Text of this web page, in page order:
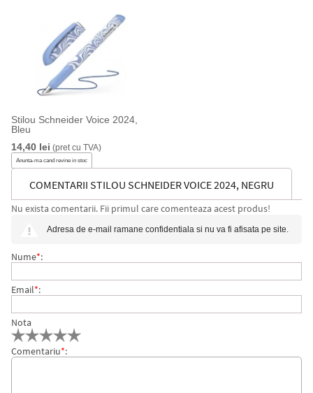
Stilou Schneider Voice 2024,
Bleu
14,40 lei (pret cu TVA)
Anunta-ma cand revine in stoc
COMENTARII STILOU SCHNEIDER VOICE 2024, NEGRU
Nu exista comentarii. Fii primul care comenteaza acest produs!
Adresa de e-mail ramane confidentiala si nu va fi afisata pe site.
Nume*:
Email*:
Nota
Comentariu*: